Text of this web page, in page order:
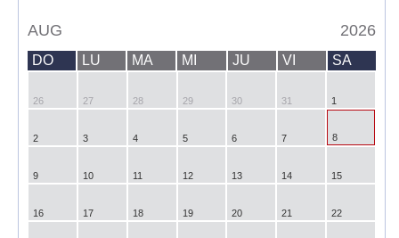
AUG 2026
DO LU MA MI JU VI SA
26 27 28 29 30 31 1
2 3 4 5 6 7 8
9 10 11 12 13 14 15
16 17 18 19 20 21 22